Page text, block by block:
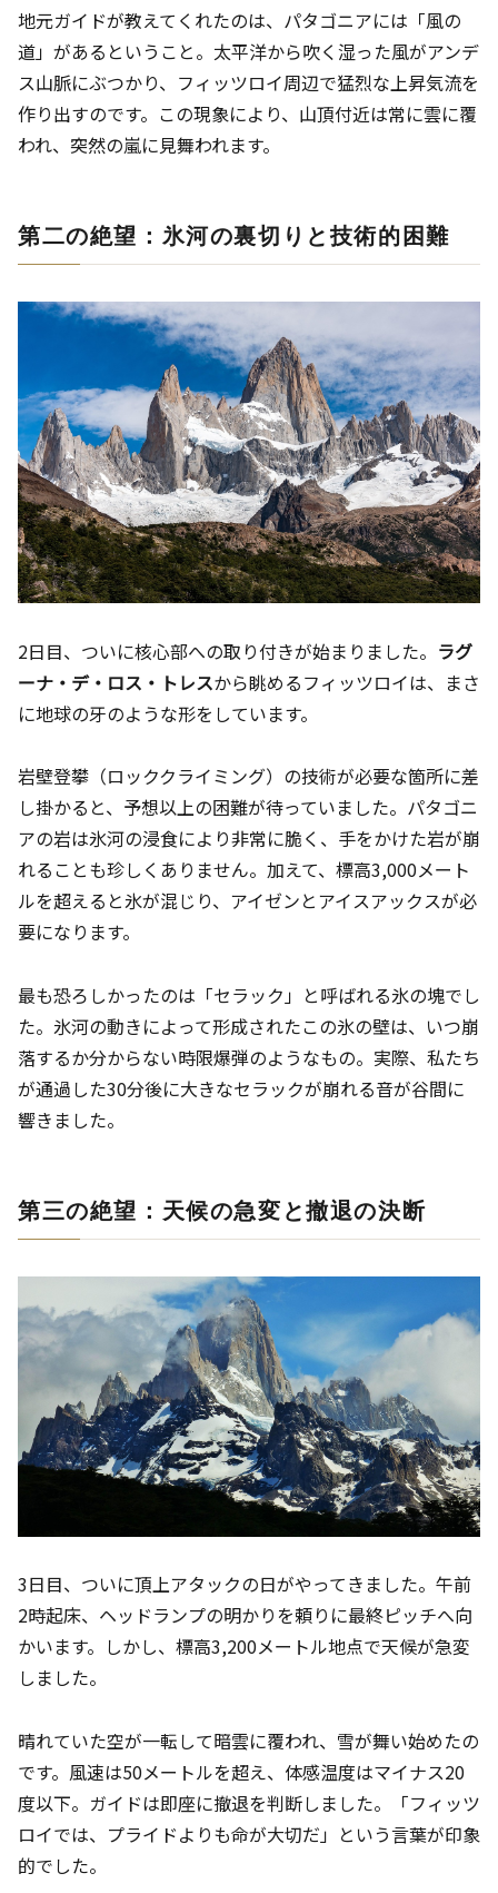
地元ガイドが教えてくれたのは、パタゴニアには「風の
道」があるということ。太平洋から吹く湿った風がアンデ
ス山脈にぶつかり、フィッツロイ周辺で猛烈な上昇気流を
作り出すのです。この現象により、山頂付近は常に雲に覆
われ、突然の嵐に見舞われます。
第二の絶望：氷河の裏切りと技術的困難
2日目、ついに核心部への取り付きが始まりました。 ラグ
ーナ・デ・ロス・トレスから眺めるフィッツロイは、まさ
に地球の牙のような形をしています。
岩壁登攀（ロッククライミング）の技術が必要な箇所に差
し掛かると、予想以上の困難が待っていました。パタゴニ
アの岩は氷河の浸食により非常に脆く、手をかけた岩が崩
れることも珍しくありません。加えて、標高3,000メート
ルを超えると氷が混じり、アイゼンとアイスアックスが必
要になります。
最も恐ろしかったのは「セラック」と呼ばれる氷の塊でし
た。氷河の動きによって形成されたこの氷の壁は、いつ崩
落するか分からない時限爆弾のようなもの。実際、私たち
が通過した30分後に大きなセラックが崩れる音が谷間に
響きました。
第三の絶望：天候の急変と撤退の決断
3日目、ついに頂上アタックの日がやってきました。午前
2時起床、ヘッドランプの明かりを頼りに最終ピッチへ向
かいます。しかし、標高3,200メートル地点で天候が急変
しました。
晴れていた空が一転して暗雲に覆われ、雪が舞い始めたの
です。風速は50メートルを超え、体感温度はマイナス20
度以下。ガイドは即座に撤退を判断しました。「フィッツ
ロイでは、プライドよりも命が大切だ」という言葉が印象
的でした。